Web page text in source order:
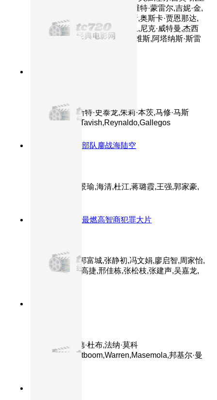
斯-门切塔,艾德里安娜·巴拉扎,维特·蒙雷尔,吉妮·金,
华金·科西奥,帕斯卡西奥·洛佩斯,奥斯卡·贾恩那达,
亚历山大·迪米特罗夫,亚伦·科恩,尼克·威特曼,杰西
卡·马德森,路易·曼迪勒,欧文·戴维斯,阿塔纳斯·斯雷
主演：西尔维斯特·史泰龙,朱莉·本茨,马修·马斯
登,Graham,McTavish,Reynaldo,Gallegos
特种部队鏖战海陆空
主演：张译,黄景瑜,海清,杜江,蒋璐霞,王强,郭家豪,
年度最燃高智商犯罪大片
主演：周润发,郭富城,张静初,冯文娟,廖启智,周家怡,
王耀庆,方中信,高捷,邢佳栋,张松枝,张建声,吴嘉龙,
主演：德斯蒙德·杜布,法纳·莫科
纳,Prince,Grootboom,Warren,Masemola,邦基尔·曼